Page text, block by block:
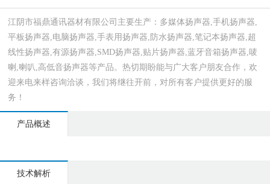
江阴市福鼎通讯器材有限公司主要生产：多媒体扬声器,手机扬声器,
平板扬声器,电脑扬声器,手表用扬声器,防水扬声器,笔记本扬声器,超
线性扬声器,有源扬声器,SMD扬声器,贴片扬声器,蓝牙音箱扬声器,唛
喇,喇叭,高低音扬声器等产品。热切期盼能与广大客户朋友合作，欢
迎来电来样咨询洽谈，我们将继往开前，对所有客户提供更好的服
务！
产品概述
技术解析